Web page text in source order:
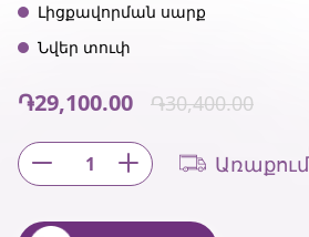
Լիցքավորման սարք
Նվեր տուփ
֏29,100.00 ֏30,400.00
1 Առաքում